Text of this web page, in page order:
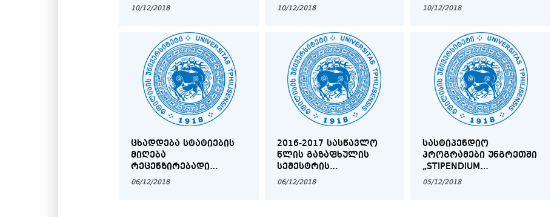
ᲙᲕᲘᲠᲔᲣᲚᲘᲡ ᲓᲐᲮᲣᲠᲕᲐ
10/12/2018
ᲡᲢᲘᲞᲔᲜᲓᲘᲔᲑᲘᲡ
ᲒᲐᲜᲠᲘᲒᲘ
10/12/2018
ᲞᲠᲐᲥᲢᲘᲙᲣᲚᲘ
10/12/2018
ᲪᲮᲐᲓᲓᲔᲑᲐ ᲡᲢᲐᲢᲘᲔᲑᲘᲡ
ᲛᲘᲦᲔᲑᲐ
ᲠᲔᲪᲔᲜᲖᲘᲠᲔᲑᲐᲓᲘ
ᲡᲐᲛᲔᲪᲜᲘᲔᲠᲝ
06/12/2018
2016-2017 ᲡᲐᲡᲬᲐᲕᲚᲝ
ᲬᲚᲘᲡ ᲒᲐᲖᲐᲤᲮᲣᲚᲘᲡ
ᲡᲔᲛᲔᲡᲢᲠᲘᲡ
ᲑᲐᲙᲐᲚᲐᲕᲠᲘᲐᲢᲘᲡ,
06/12/2018
ᲡᲐᲡᲢᲘᲞᲔᲜᲓᲘᲝ
ᲞᲠᲝᲒᲠᲐᲛᲔᲑᲘ ᲣᲜᲒᲠᲔᲗᲨᲘ
„STIPENDIUM
HUNGARICUM“
05/12/2018